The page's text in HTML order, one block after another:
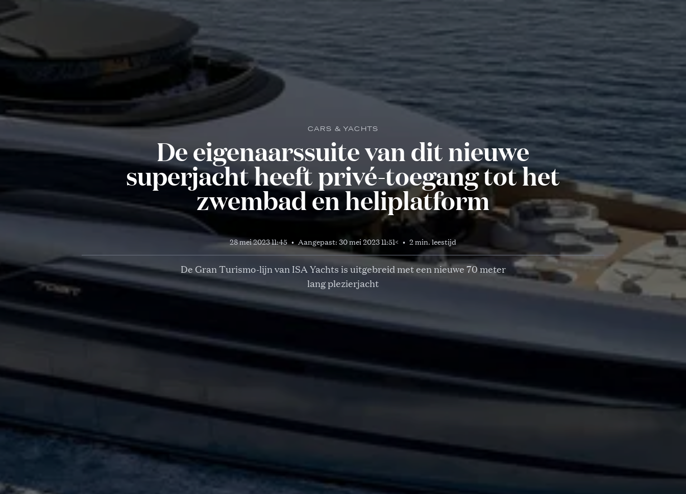
CARS & YACHTS
De eigenaarssuite van dit nieuwe
superjacht heeft privé-toegang tot het
zwembad en heliplatform
28 mei 2023 11:45 • Aangepast: 30 mei 2023 11:51< • 2 min. leestijd
De Gran Turismo-lijn van ISA Yachts is uitgebreid met een nieuwe 70 meter
lang plezierjacht